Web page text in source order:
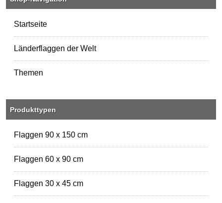
Startseite
Länderflaggen der Welt
Themen
Produkttypen
Flaggen 90 x 150 cm
Flaggen 60 x 90 cm
Flaggen 30 x 45 cm